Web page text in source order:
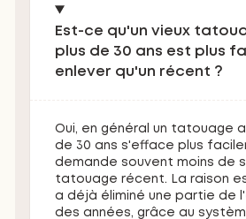
Est-ce qu'un vieux
plus de 30 ans est plus
enlever qu'un récent ?
Oui, en général un tatouage
de 30 ans s'efface plus
demande souvent moins de
tatouage récent. La raison
a déjà éliminé une partie de
des années, grâce au